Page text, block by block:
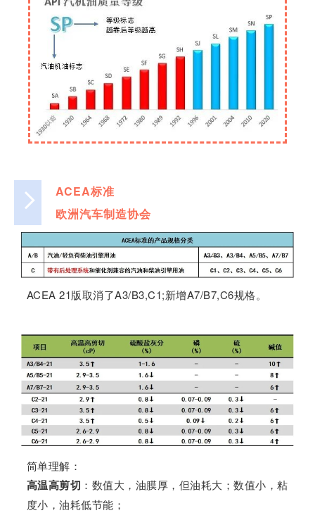
ACEA标准
欧洲汽车制造协会
ACEA 21版取消了A3/B3,C1;新增A7/B7,C6规格。
简单理解：
高温高剪切 ：数值大，油膜厚，但油耗大；数值小，粘
度小，油耗低节能；